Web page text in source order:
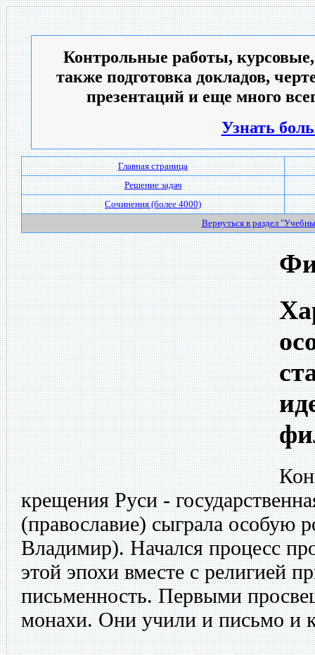
Контрольные работы,
также подготовка докладов,
презентаций и еще много
Узнать
Главная страница
Решение задач
Сочинения (более 4000)
Вернуться в раздел
крещения Руси -
(православие) сыграла особую
Владимир). Начался процесс
этой эпохи вместе с религией
письменность. Первыми
монахи. Они учили и письмо и